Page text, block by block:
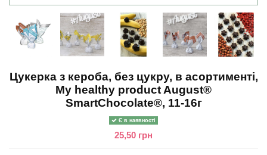
Цукерка з кероба, без цукру, в асортименті,
My healthy product August®
SmartChocolate®, 11-16г
Є в наявності
25,50 грн